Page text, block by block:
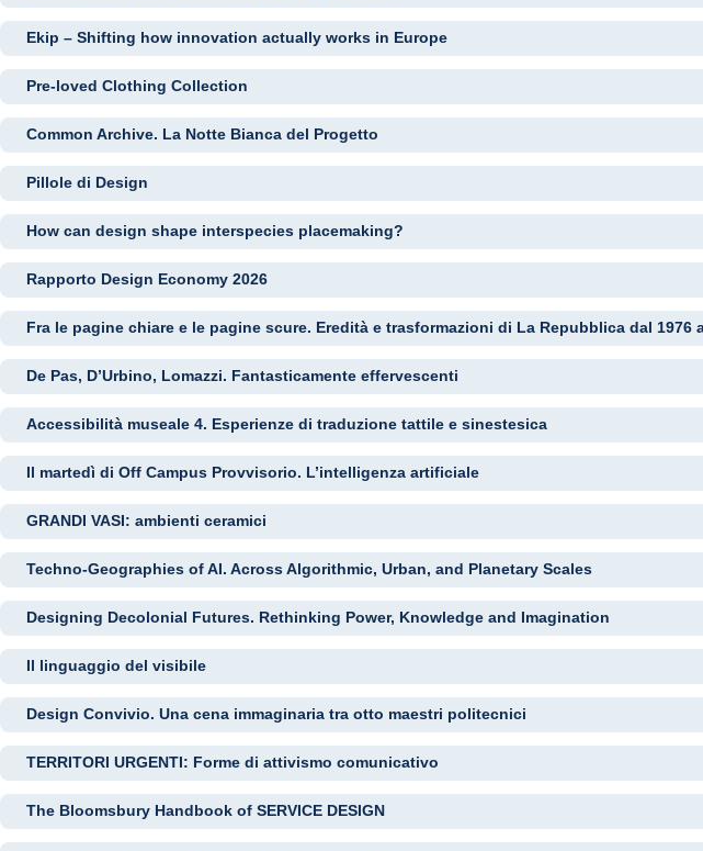
Ekip – Shifting how innovation actually works in Europe
Pre-loved Clothing Collection
Common Archive. La Notte Bianca del Progetto
Pillole di Design
How can design shape interspecies placemaking?
Rapporto Design Economy 2026
Fra le pagine chiare e le pagine scure. Eredità e trasformazioni di La Repubblica dal 1976
De Pas, D’Urbino, Lomazzi. Fantasticamente effervescenti
Accessibilità museale 4. Esperienze di traduzione tattile e sinestesica
Il martedì di Off Campus Provvisorio. L’intelligenza artificiale
GRANDI VASI: ambienti ceramici
Techno-Geographies of AI. Across Algorithmic, Urban, and Planetary Scales
Designing Decolonial Futures. Rethinking Power, Knowledge and Imagination
Il linguaggio del visibile
Design Convivio. Una cena immaginaria tra otto maestri politecnici
TERRITORI URGENTI: Forme di attivismo comunicativo
The Bloomsbury Handbook of SERVICE DESIGN